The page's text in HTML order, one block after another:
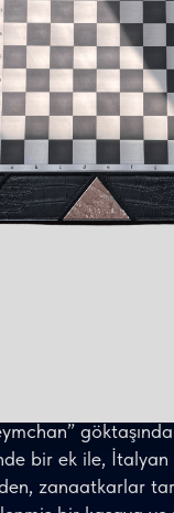
bir ek ile, İtalyan
zanaatkarlar